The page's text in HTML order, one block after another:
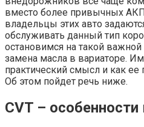
вместо более привычных
владельцы этих авто
обслуживать данный тип
остановимся на такой важной
замена масла в вариаторе.
практический смысл и как ее
Об этом пойдет речь ниже.
CVT – особенности